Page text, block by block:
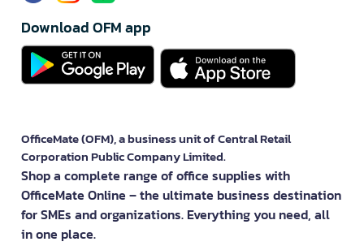
Download OFM app
OfficeMate (OFM), a business unit of Central Retail
Corporation Public Company Limited.
Shop a complete range of office supplies with
OfficeMate Online – the ultimate business destination
for SMEs and organizations. Everything you need, all
in one place.